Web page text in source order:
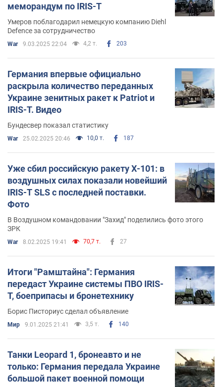
меморандум по IRIS-T
Умеров поблагодарил немецкую компанию Diehl
Defence за сотрудничество
War 9.03.2025 22:04 4,2 т. 203
Германия впервые официально
раскрыла количество переданных
Украине зенитных ракет к Patriot и
IRIS-T. Видео
Бундесвер показал статистику
War 25.02.2025 20:46 10,0 т. 187
Уже сбил российскую ракету Х-101: в
воздушных силах показали новейший
IRIS-T SLS с последней поставки.
Фото
В Воздушном командовании "Захид" поделились фото этого
ЗРК
War 8.02.2025 19:41 70,7 т. 27
Итоги "Рамштайна": Германия
передаст Украине системы ПВО IRIS-
T, боеприпасы и бронетехнику
Борис Писториус сделал объявление
Мир 9.01.2025 21:41 3,5 т. 140
Танки Leopard 1, бронеавто и не
только: Германия передала Украине
большой пакет военной помощи